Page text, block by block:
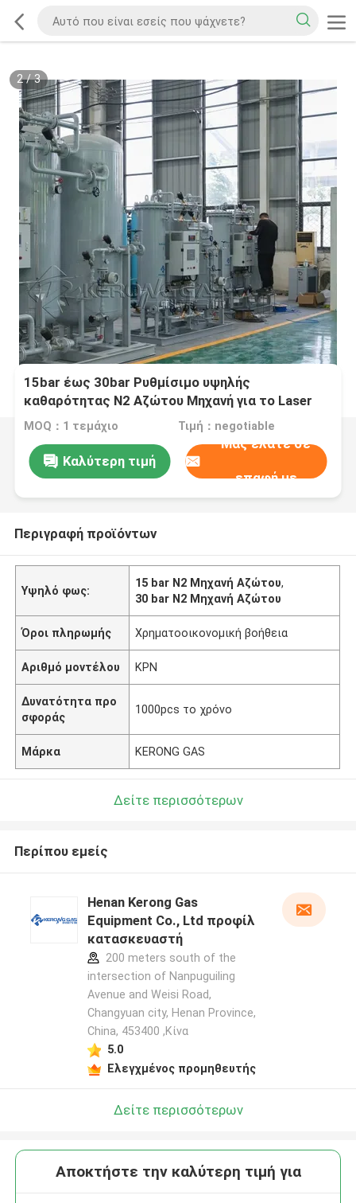
2/3
15bar έως 30bar Ρυθμίσιμο υψηλής
καθαρότητας N2 Αζώτου Μηχανή για το Laser
Cutting
MOQ：1 τεμάχιο Τιμή：negotiable
Καλύτερη τιμή
Μας ελάτε σε
επαφή με
Περιγραφή προϊόντων
Υψηλό φως:
15 bar N2 Μηχανή Αζώτου,
30 bar N2 Μηχανή Αζώτου
Όροι πληρωμής Χρηματοοικονομική βοήθεια
Αριθμό μοντέλου ΚΡΝ
Δυνατότητα προ
σφοράς
1000pcs το χρόνο
Μάρκα KERONG GAS
Δείτε περισσότερων
Περίπου εμείς
Henan Kerong Gas
Equipment Co., Ltd προφίλ
κατασκευαστή
200 meters south of the
intersection of Nanpuguiling
Avenue and Weisi Road,
Changyuan city, Henan Province,
China, 453400 ,Κίνα
5.0
Ελεγχμένος προμηθευτής
Δείτε περισσότερων
Αποκτήστε την καλύτερη τιμή για